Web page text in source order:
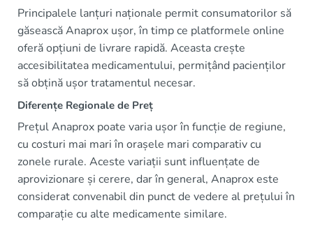
Principalele lanțuri naționale permit consumatorilor să
găsească Anaprox ușor, în timp ce platformele online
oferă opțiuni de livrare rapidă. Aceasta crește
accesibilitatea medicamentului, permițând pacienților
să obțină ușor tratamentul necesar.
Diferențe Regionale de Preț
Prețul Anaprox poate varia ușor în funcție de regiune,
cu costuri mai mari în orașele mari comparativ cu
zonele rurale. Aceste variații sunt influențate de
aprovizionare și cerere, dar în general, Anaprox este
considerat convenabil din punct de vedere al prețului în
comparație cu alte medicamente similare.